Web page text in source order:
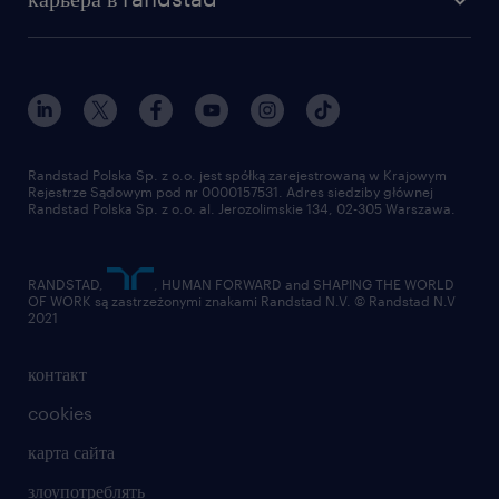
институт исследований randstad
для медиа
для поставщиков
наш мир
работа в randstad
отправить резюме
контакт
cookies
карта сайта
злоупотреблять
Randstad Polska Sp. z o.o. jest spółką zarejestrowaną w Krajowym
Rejestrze Sądowym pod nr 0000157531. Adres siedziby głównej
Randstad Polska Sp. z o.o. al. Jerozolimskie 134, 02-305 Warszawa.
RANDSTAD,
, HUMAN FORWARD and SHAPING THE WORLD
OF WORK są zastrzeżonymi znakami Randstad N.V. © Randstad N.V
2021